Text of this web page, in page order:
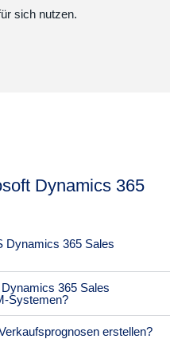
sich nutzen.
Dynamics 365
Dynamics 365 Sales
365 Sales
Systemen?
erstellen?